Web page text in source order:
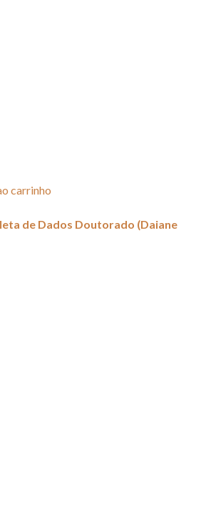
carrinho
de Dados Doutorado (Daiane